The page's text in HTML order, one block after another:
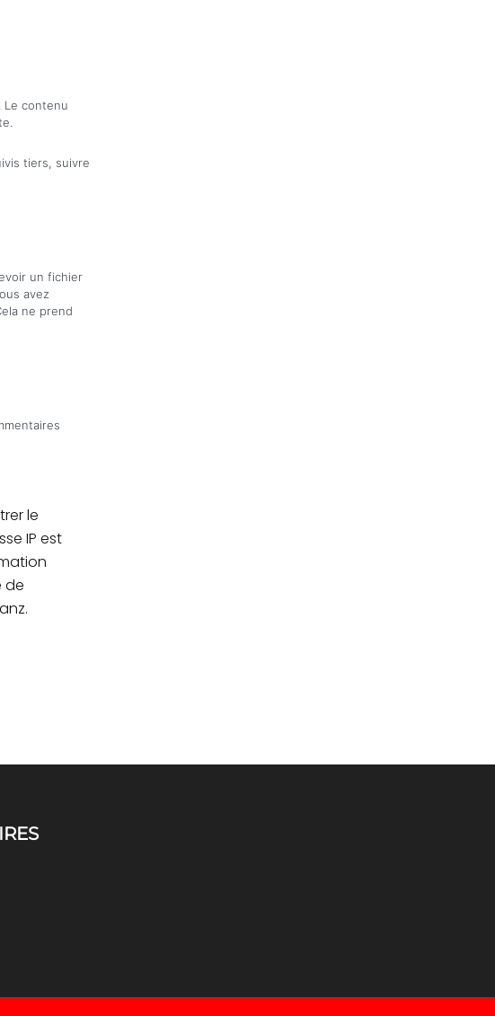
Le contenu
tiers, suivre
un fichier
avez
ne prend
le
IP est
de